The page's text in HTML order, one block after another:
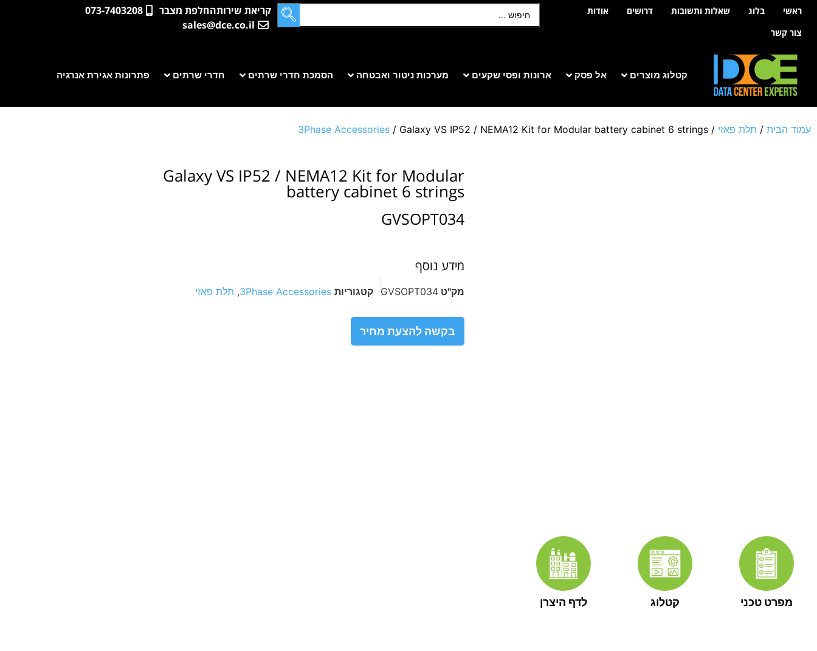
לתוכןראשי בלוג שאלות ותשובות דרושים
אודות
צור קשר
קריאת שירותהחלפת מצבר
073-7403208
sales@dce.co.il
קטלוג מוצרים אל פסק ארונות ופסי שקעים מערכות ניטור ואבטחה הסמכת חדרי שרתים חדרי שרתים פתרונות אגירת אנרגיה
עמוד הבית / תלת פאזי /
3Phase Accessories / Galaxy VS IP52 / NEMA12 Kit for Modular battery cabinet 6 strings
Galaxy VS IP52 / NEMA12 Kit for Modular
battery cabinet 6 strings
GVSOPT034
מידע נוסף
מק"ט GVSOPT034 קטגוריות 3Phase Accessories
, תלת פאזי
בקשה להצעת מחיר
מפרט טכני קטלוג לדף היצרן